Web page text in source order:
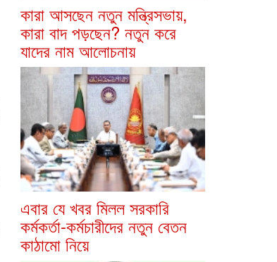
কারা আসছেন নতুন মন্ত্রিসভায়,
কারা বাদ পড়ছেন? নতুন করে
যাদের নাম আলোচনায়
এবার যে খবর মিলল সরকারি
কর্মকর্তা-কর্মচারীদের নতুন বেতন
কাঠামো নিয়ে